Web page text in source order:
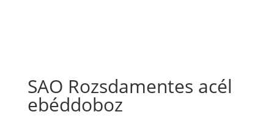
SAO Rozsdamentes acél
ebéddoboz